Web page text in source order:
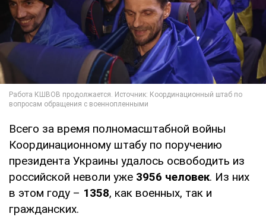
Всего за время полномасштабной войны
Координационному штабу по поручению
президента Украины удалось освободить из
российской неволи уже 3956 человек. Из них
в этом году – 1358, как военных, так и
гражданских.